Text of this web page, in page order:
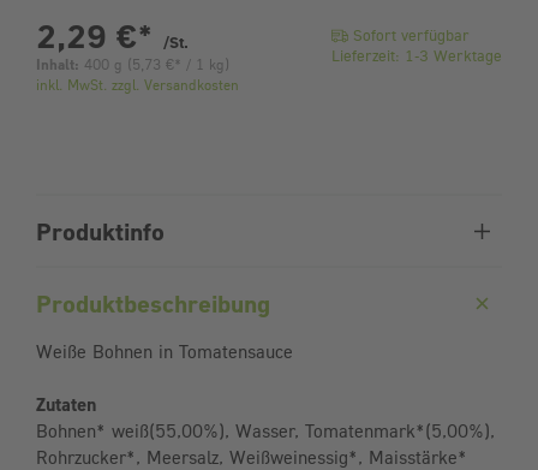
2,29 €* /St.
Inhalt: 400 g ( 5,73 € * / 1 kg)
inkl. MwSt. zzgl. Versandkosten
Sofort verfügbar
Lieferzeit: 1-3 Werktage
Produktinfo
Produktbeschreibung
Weiße Bohnen in Tomatensauce
Zutaten
Bohnen* weiß(55,00%), Wasser, Tomatenmark*(5,00%),
Rohrzucker*, Meersalz, Weißweinessig*, Maisstärke*